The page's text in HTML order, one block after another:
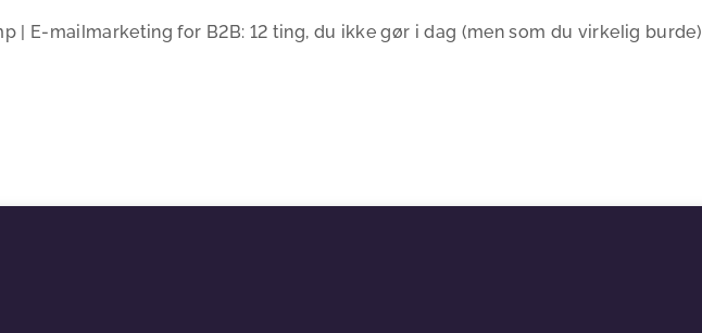
| E-mailmarketing for B2B: 12 ting, du ikke gør i dag (men som du virkelig burde)